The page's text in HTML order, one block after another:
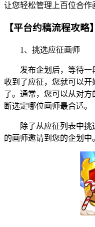
让您轻松管理上百位合作
【平台约稿流程攻略】
1、挑选应征画师
发布企划后，等待一
收到了应征，您就可以
了。通常，您可以从对方
断选定哪位画师最合适。
除了从应征列表中挑
的画师邀请到您的企划中